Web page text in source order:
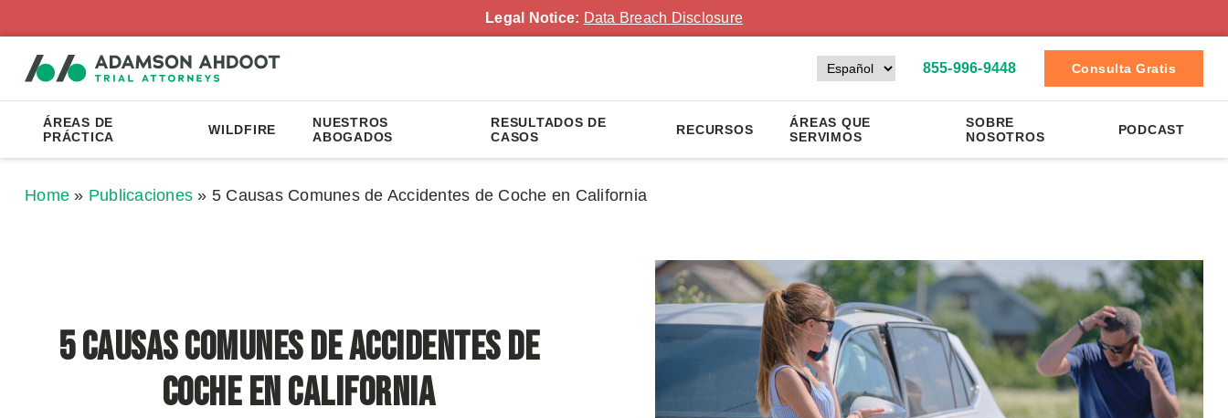
Legal Notice: Data Breach Disclosure
855-996-9448 Consulta Gratis
ÁREAS DE
PRÁCTICA
WILDFIRE
NUESTROS
ABOGADOS
RESULTADOS DE
CASOS
RECURSOS
ÁREAS QUE
SERVIMOS
SOBRE
NOSOTROS
PODCAST
Home » Publicaciones » 5 Causas Comunes de Accidentes de Coche en California
5 Causas Comunes de Accidentes de
Coche en California